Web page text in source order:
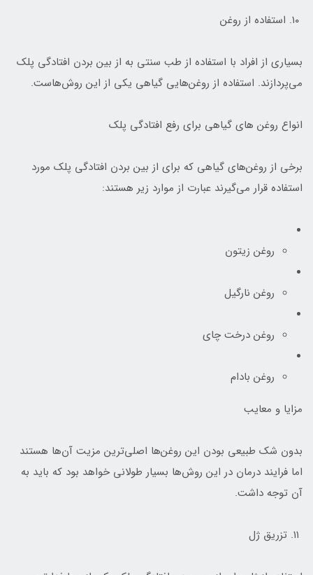
بسیاری از افراد با استفاده از طب سنتی به از بین بردن افتادگی پلک
می‌پردازند. استفاده از روغن‌هایی گیاهی یکی از این روش‌هاست.
انواع روغن های گیاهی برای رفع افتادگی پلک
برخی از روغن‌های گیاهی که برای از بین بردن افتادگی پلک مورد
استفاده قرار می‌گیرند عبارت از موارد زیر هستند:
روغن زیتون
روغن نارگیل
روغن درخت چای
روغن بادام
مزایا و معایب
بدون شک طبیعی بودن این روغن‌ها اصلی‌ترین مزیت آن‌ها هستند
اما فرایند درمان در این روش‌ها بسیار طولانی خواهد بود که باید به
آن توجه داشت.